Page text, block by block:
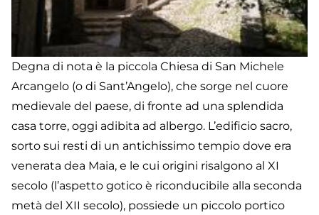
Degna di nota è la piccola Chiesa di San Michele
Arcangelo (o di Sant’Angelo), che sorge nel cuore
medievale del paese, di fronte ad una splendida
casa torre, oggi adibita ad albergo. L’edificio sacro,
sorto sui resti di un antichissimo tempio dove era
venerata dea Maia, e le cui origini risalgono al XI
secolo (l’aspetto gotico è riconducibile alla seconda
metà del XII secolo), possiede un piccolo portico